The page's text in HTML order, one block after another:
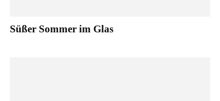
Süßer Sommer im Glas